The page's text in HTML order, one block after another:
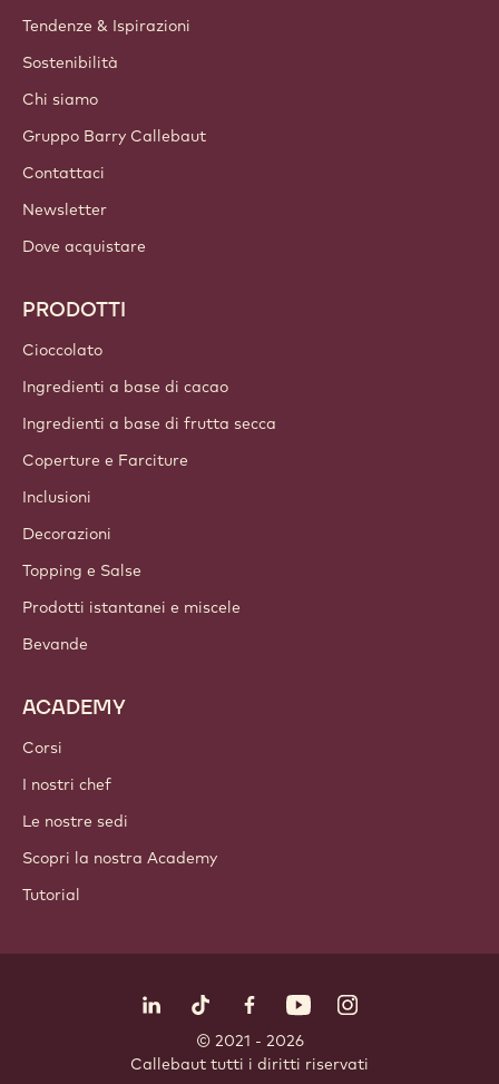
Tendenze & Ispirazioni
Sostenibilità
Chi siamo
Gruppo Barry Callebaut
Contattaci
Newsletter
Dove acquistare
PRODOTTI
Cioccolato
Ingredienti a base di cacao
Ingredienti a base di frutta secca
Coperture e Farciture
Inclusioni
Decorazioni
Topping e Salse
Prodotti istantanei e miscele
Bevande
ACADEMY
Corsi
I nostri chef
Le nostre sedi
Scopri la nostra Academy
Tutorial
LinkedIn Opens in a new window.
TikTok Opens in a new window.
Facebook Opens in a new
YouTubeInstagram
© 2021 - 2026
Callebaut tutti i diritti riservati